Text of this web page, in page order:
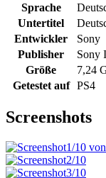
Sprache
Untertitel
Entwickler
Sony
Publisher
Sony
Größe
7,24
Getestet auf
PS4
Screenshots